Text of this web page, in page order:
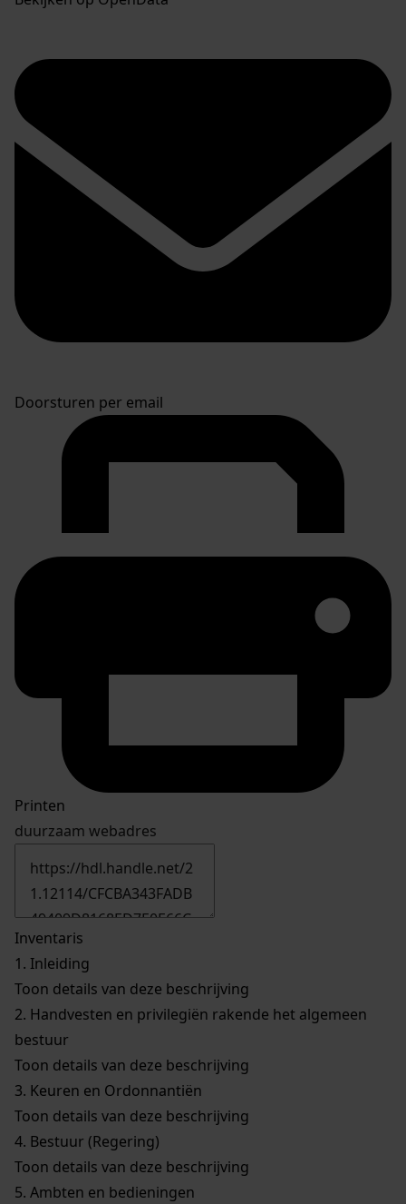
Doorsturen per email
Printen
duurzaam webadres
Inventaris
1. Inleiding
Toon details van deze beschrijving
2. Handvesten en privilegiën rakende het algemeen
bestuur
Toon details van deze beschrijving
3. Keuren en Ordonnantiën
Toon details van deze beschrijving
4. Bestuur (Regering)
Toon details van deze beschrijving
5. Ambten en bedieningen